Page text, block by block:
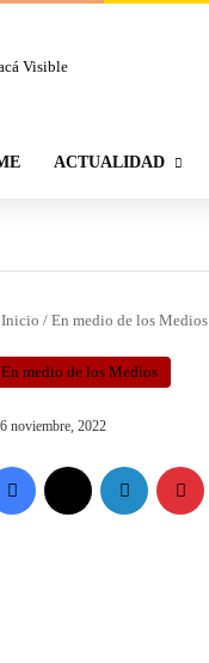
ACTUALIDAD
Inicio / En medio de los Medios
En medio de los Medios
6 noviembre, 2022